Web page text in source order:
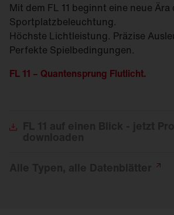
Mit dem FL 11 beginnt eine neue Ära
Sportplatzbeleuchtung.
Höchste Lichtleistung. Präzise
Perfekte Spielbedingungen.
FL 11 – Quantensprung Flutlicht.